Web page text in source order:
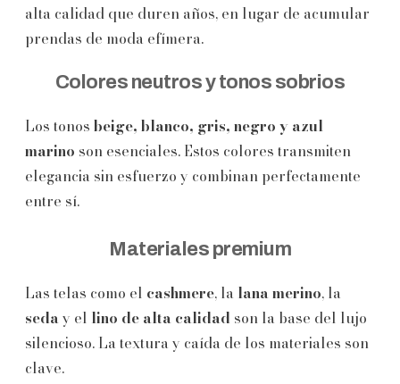
alta calidad que duren años, en lugar de acumular
prendas de moda efímera.
Colores neutros y tonos sobrios
Los tonos beige, blanco, gris, negro y azul
marino son esenciales. Estos colores transmiten
elegancia sin esfuerzo y combinan perfectamente
entre sí.
Materiales premium
Las telas como el cashmere, la lana merino, la
seday el lino de alta calidad son la base del lujo
silencioso. La textura y caída de los materiales son
clave.